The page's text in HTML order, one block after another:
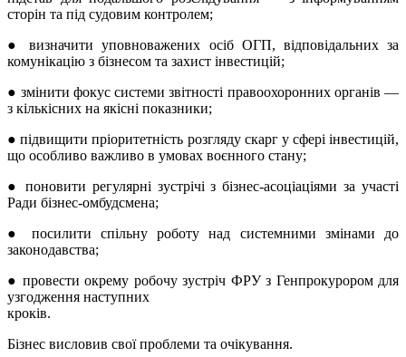
сторін та під судовим контролем;
● визначити уповноважених осіб ОГП, відповідальних за
комунікацію з бізнесом та захист інвестицій;
● змінити фокус системи звітності правоохоронних органів —
з кількісних на якісні показники;
● підвищити пріоритетність розгляду скарг у сфері інвестицій,
що особливо важливо в умовах воєнного стану;
● поновити регулярні зустрічі з бізнес-асоціаціями за участі
Ради бізнес-омбудсмена;
● посилити спільну роботу над системними змінами до
законодавства;
● провести окрему робочу зустріч ФРУ з Генпрокурором для
узгодження наступних
кроків.
Бізнес висловив свої проблеми та очікування.